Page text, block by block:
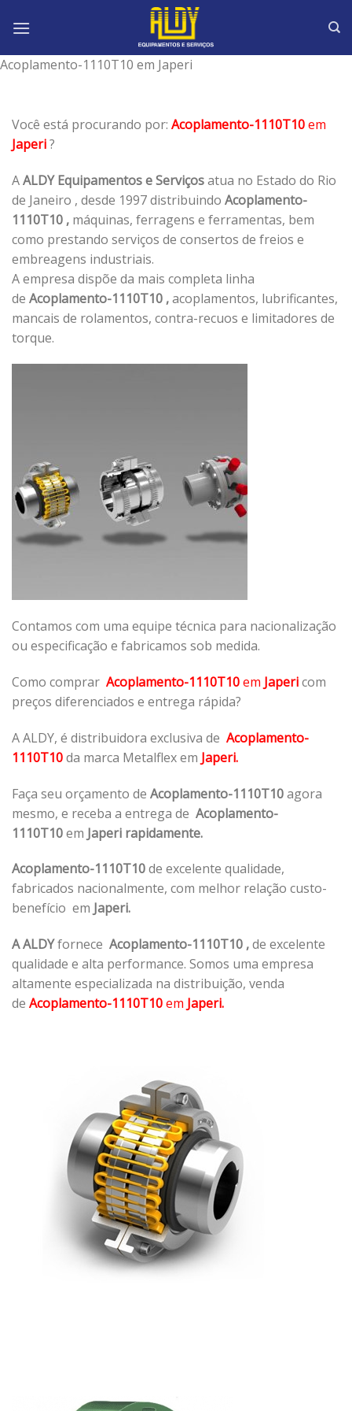
Acoplamento-1110T10 em Japeri
Você está procurando por: Acoplamento-1110T10em
Japeri?
AALDY Equipamentos e Serviçosatua no Estado do Rio
de Janeiro , desde 1997 distribuindo Acoplamento-
1110T10 , máquinas, ferragens e ferramentas, bem
como prestando serviços de consertos de freios e
embreagens industriais.
A empresa dispõe da mais completa linha
de Acoplamento-1110T10 ,acoplamentos, lubrificantes,
mancais de rolamentos, contra-recuos e limitadores de
torque.
Contamos com uma equipe técnica para nacionalização
ou especificação e fabricamos sob medida.
Como comprar Acoplamento-1110T10em Japericom
preços diferenciados e entrega rápida?
A ALDY, é distribuidora exclusiva de Acoplamento-
1110T10da marca Metalflex em Japeri.
Faça seu orçamento de Acoplamento-1110T10agora
mesmo, e receba a entrega de Acoplamento-
1110T10em Japeri rapidamente.
Acoplamento-1110T10de excelente qualidade,
fabricados nacionalmente, com melhor relação custo-
benefício em Japeri.
A ALDYfornece Acoplamento-1110T10 ,de excelente
qualidade e alta performance. Somos uma empresa
altamente especializada na distribuição, venda
de Acoplamento-1110T10em Japeri.